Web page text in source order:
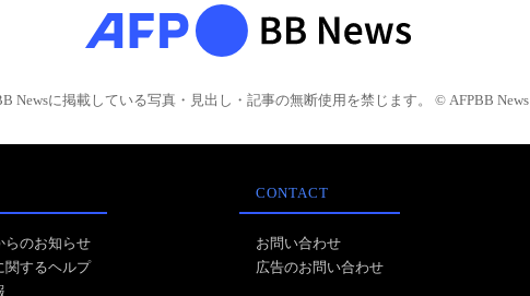
Newsに掲載している写真・見出し・記事の無断使用を禁じます。 © AFPBB News
らのお知らせ
関するヘルプ
CONTACT
お問い合わせ
広告のお問い合わせ